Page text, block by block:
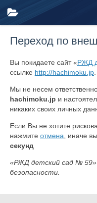
Переход по
Вы покидаете сайт «РЖД
ссылке http://hachimoku.jp
Мы не несем
hachimoku.jp и
никаких своих личных
Если Вы не хотите
нажмите отмена , иначе
секунд
«РЖД детский сад № 59»
безопасности.